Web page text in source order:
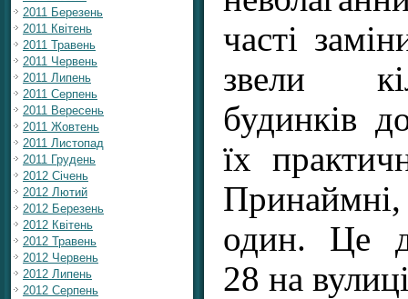
2011 Березень
2011 Квітень
2011 Травень
2011 Червень
2011 Липень
2011 Серпень
2011 Вересень
2011 Жовтень
2011 Листопад
2011 Грудень
2012 Січень
2012 Лютий
2012 Березень
2012 Квітень
2012 Травень
2012 Червень
2012 Липень
2012 Серпень
часті
звели
будинків
їх
один. Це
28 на